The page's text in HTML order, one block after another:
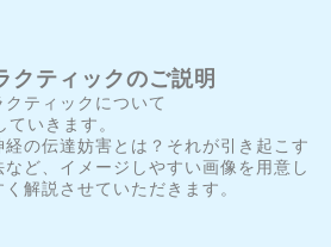
クティックのご説明
ティックについて
いきます。
の伝達妨害とは？それが引き起こす
ど、イメージしやすい画像を用意し
解説させていただきます。